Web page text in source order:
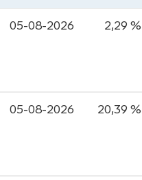
05-08-2026 2,29 %
05-08-2026 20,39 %